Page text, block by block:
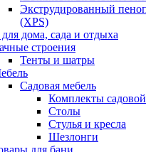
Экструдированный
(XPS)
дома, сада и отдыха
строения
Тенты и шатры
Садовая мебель
Комплекты
Столы
Стулья и кресла
Шезлонги
для бани